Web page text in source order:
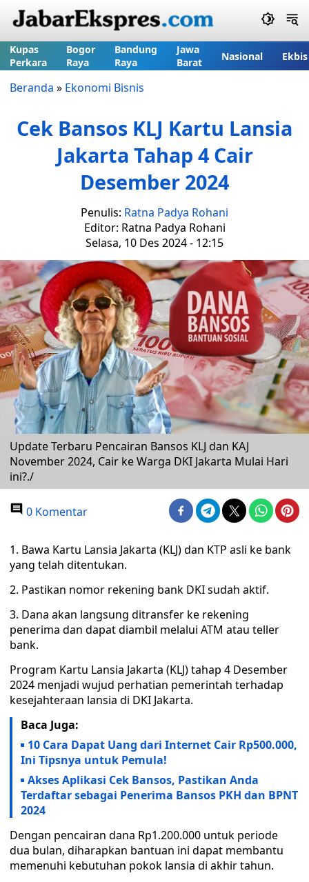
Kupas
Perkara
Bogor
Raya
Bandung
Raya
Jawa
Barat
Nasional Ekbis
Beranda » Ekonomi Bisnis
Cek Bansos KLJ Kartu Lansia
Jakarta Tahap 4 Cair
Desember 2024
Penulis: Ratna Padya Rohani
Editor: Ratna Padya Rohani
Selasa, 10 Des 2024 - 12:15
Update Terbaru Pencairan Bansos KLJ dan KAJ
November 2024, Cair ke Warga DKI Jakarta Mulai Hari
ini?./
0 Komentar
1. Bawa Kartu Lansia Jakarta (KLJ) dan KTP asli ke bank
yang telah ditentukan.
2. Pastikan nomor rekening bank DKI sudah aktif.
3. Dana akan langsung ditransfer ke rekening
penerima dan dapat diambil melalui ATM atau teller
bank.
Program Kartu Lansia Jakarta (KLJ) tahap 4 Desember
2024 menjadi wujud perhatian pemerintah terhadap
kesejahteraan lansia di DKI Jakarta.
Baca Juga:
10 Cara Dapat Uang dari Internet Cair Rp500.000,
Ini Tipsnya untuk Pemula!
Akses Aplikasi Cek Bansos, Pastikan Anda
Terdaftar sebagai Penerima Bansos PKH dan BPNT
2024
Dengan pencairan dana Rp1.200.000 untuk periode
dua bulan, diharapkan bantuan ini dapat membantu
memenuhi kebutuhan pokok lansia di akhir tahun.